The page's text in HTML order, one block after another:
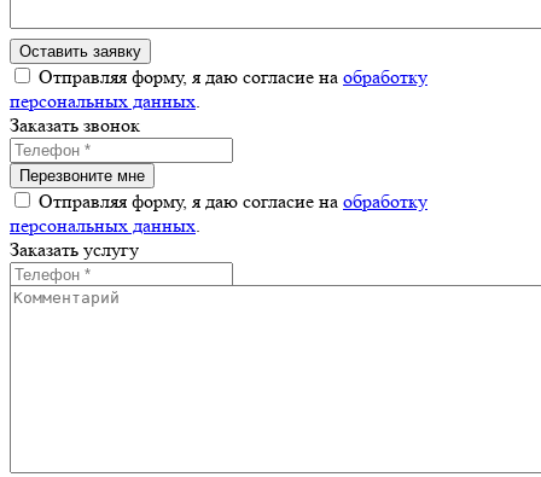
Отправляя форму, я даю согласие на обработку
персональных данных.
Заказать звонок
Отправляя форму, я даю согласие на обработку
персональных данных.
Заказать услугу